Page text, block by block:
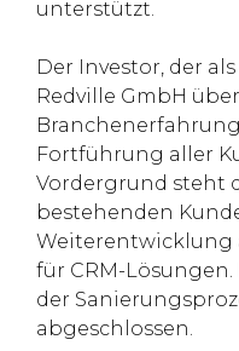
unterstützt.
Der Investor, der
Redville GmbH
Fortführung aller
Vordergrund steht
bestehenden
Weiterentwicklung
für CRM-
der
abgeschlossen.